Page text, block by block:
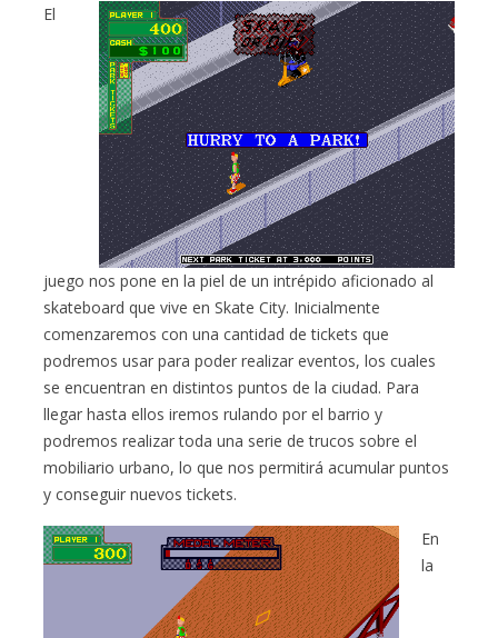
El
juego nos pone en la piel de un intrépido aficionado al
skateboard que vive en Skate City. Inicialmente
comenzaremos con una cantidad de tickets que
podremos usar para poder realizar eventos, los cuales
se encuentran en distintos puntos de la ciudad. Para
llegar hasta ellos iremos rulando por el barrio y
podremos realizar toda una serie de trucos sobre el
mobiliario urbano, lo que nos permitirá acumular puntos
y conseguir nuevos tickets.
En
la